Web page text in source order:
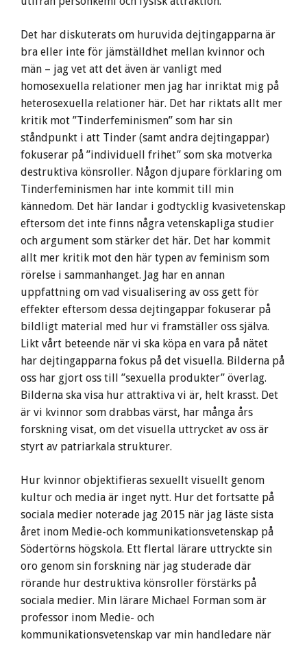
Det har diskuterats om huruvida dejtingapparna är
bra eller inte för jämställdhet mellan kvinnor och
män – jag vet att det även är vanligt med
homosexuella relationer men jag har inriktat mig på
heterosexuella relationer här. Det har riktats allt mer
kritik mot ”Tinderfeminismen” som har sin
ståndpunkt i att Tinder (samt andra dejtingappar)
fokuserar på ”individuell frihet” som ska motverka
destruktiva könsroller. Någon djupare förklaring om
Tinderfeminismen har inte kommit till min
kännedom. Det här landar i godtycklig kvasivetenskap
eftersom det inte finns några vetenskapliga studier
och argument som stärker det här. Det har kommit
allt mer kritik mot den här typen av feminism som
rörelse i sammanhanget. Jag har en annan
uppfattning om vad visualisering av oss gett för
effekter eftersom dessa dejtingappar fokuserar på
bildligt material med hur vi framställer oss själva.
Likt vårt beteende när vi ska köpa en vara på nätet
har dejtingapparna fokus på det visuella. Bilderna på
oss har gjort oss till ”sexuella produkter” överlag.
Bilderna ska visa hur attraktiva vi är, helt krasst. Det
är vi kvinnor som drabbas värst, har många års
forskning visat, om det visuella uttrycket av oss är
styrt av patriarkala strukturer.
Hur kvinnor objektifieras sexuellt visuellt genom
kultur och media är inget nytt. Hur det fortsatte på
sociala medier noterade jag 2015 när jag läste sista
året inom Medie-och kommunikationsvetenskap på
Södertörns högskola. Ett flertal lärare uttryckte sin
oro genom sin forskning när jag studerade där
rörande hur destruktiva könsroller förstärks på
sociala medier. Min lärare Michael Forman som är
professor inom Medie- och
kommunikationsvetenskap var min handledare när